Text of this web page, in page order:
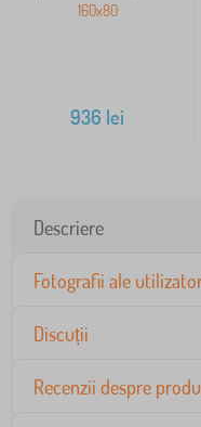
160x80
936 lei
Descriere
Fotografii ale
Discuții
Recenzii despre